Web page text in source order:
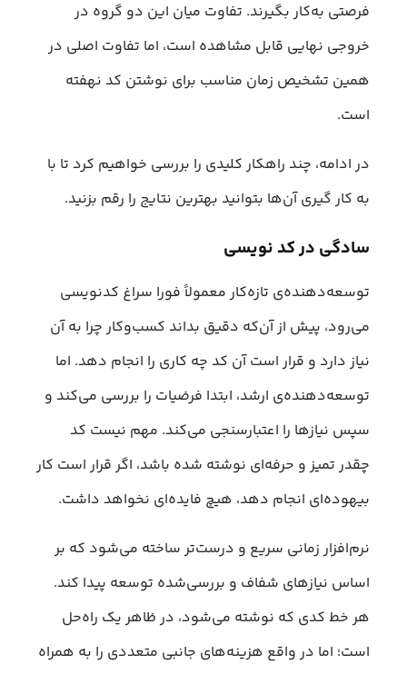
فرصتی به‌کار بگیرند. تفاوت میان این دو گروه در
خروجی نهایی قابل مشاهده است، اما تفاوت اصلی در
همین تشخیص زمان مناسب برای نوشتن کد نهفته
است.
در ادامه، چند راهکار کلیدی را بررسی خواهیم کرد تا با
به کار گیری آن‌ها بتوانید بهترین نتایج را رقم بزنید.
سادگی در کد نویسی
توسعه‌دهنده‌ی تازه‌کار معمولاً فورا سراغ کدنویسی
می‌رود، پیش از آن‌که دقیق بداند کسب‌وکار چرا به آن
نیاز دارد و قرار است آن کد چه کاری را انجام دهد. اما
توسعه‌دهنده‌ی ارشد، ابتدا فرضیات را بررسی می‌کند و
سپس نیازها را اعتبارسنجی می‌کند. مهم نیست کد
چقدر تمیز و حرفه‌ای نوشته شده باشد، اگر قرار است کار
بیهوده‌ای انجام دهد، هیچ فایده‌ای نخواهد داشت.
نرم‌افزار زمانی سریع‌ و درست‌تر ساخته می‌شود که بر
اساس نیازهای شفاف و بررسی‌شده توسعه پیدا کند.
هر خط کدی که نوشته می‌شود، در ظاهر یک راه‌حل
است؛ اما در واقع هزینه‌های جانبی متعددی را به همراه